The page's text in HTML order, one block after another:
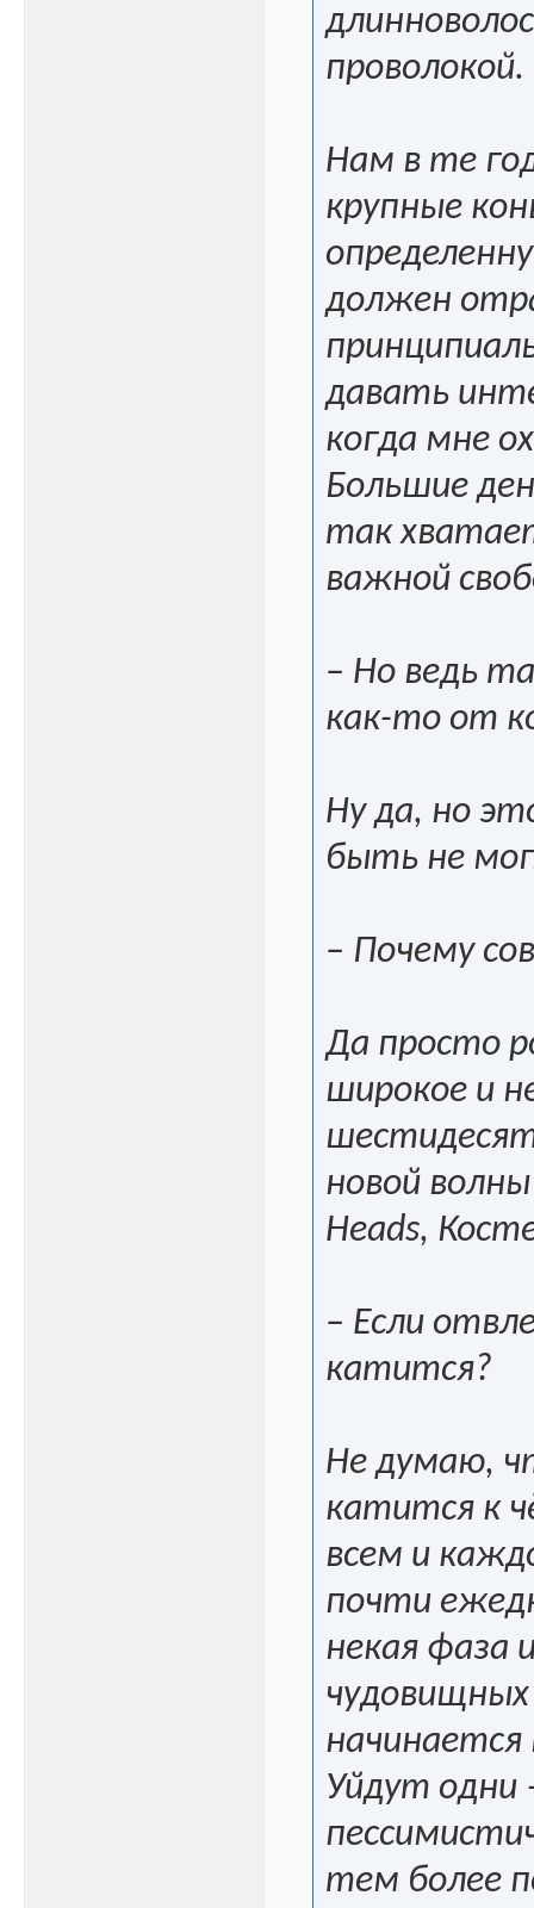
проволокой.
Нам в те
крупные
должен
давать
когда мне
Большие
так
важной
– Но ведь
как-то от
Ну да, но
быть не
– Почему
Да просто
широкое и
новой
Heads,
– Если
катится?
Не думаю,
катится к
всем и
почти
некая фаза
Уйдут одни
тем более